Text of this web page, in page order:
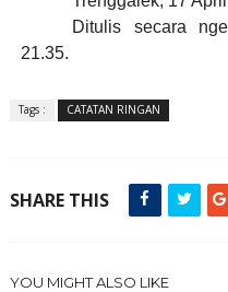
Ditulis secara
21.35.
Tags : CATATAN RINGAN
SHARE THIS
YOU MIGHT ALSO LIKE